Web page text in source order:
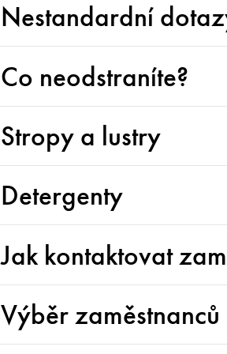
Nestandardní
Co neodstraníte?
Stropy a lustry
Detergenty
Jak kontaktovat
Výběr zaměstnanců